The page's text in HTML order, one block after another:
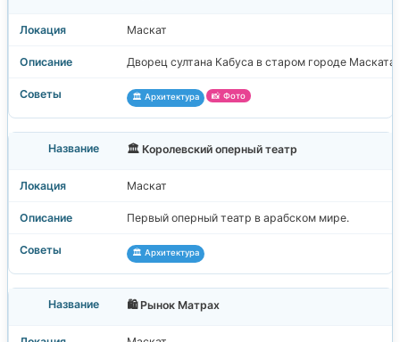
Маскат
Дворец султана Кабуса в старом городе Маската.
🏛️ Архитектура 📸 Фото
🏛️ Королевский оперный театр
Маскат
Первый оперный театр в арабском мире.
🏛️ Архитектура
🛍️ Рынок Матрах